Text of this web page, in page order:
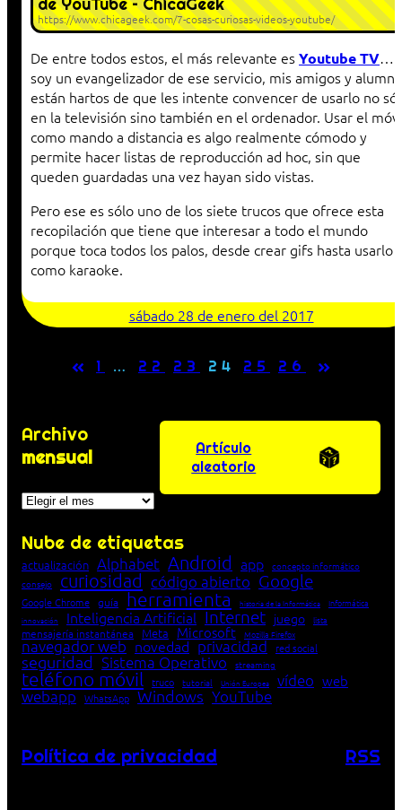
de YouTube – ChicaGeek
https://www.chicageek.com/7-cosas-curiosas-videos-youtube/
De entre todos estos, el más relevante esYoutube TV…
soy un evangelizador de ese servicio, mis amigos y
están hartos de que les intente convencer de usarlo no
en la televisión sino también en el ordenador. Usar el
como mando a distancia es algo realmente cómodo y
permite hacer listas de reproducción ad hoc, sin que
queden guardadas una vez hayan sido vistas.
Pero ese es sólo uno de los siete trucos que ofrece esta
recopilación que tiene que interesar a todo el mundo
porque toca todos los palos, desde crear gifs hasta usarlo
como karaoke.
sábado 28 de enero del 2017
« 1 … 22 23 24 25 26 »
Archivo
mensual
Archivos
Artículo
aleatorio
Nube de etiquetas
actualización Alphabet Android app concepto informático
consejo
curiosidad código abierto Google
Google Chrome guía herramienta historia de la Informática Informática
innovación Inteligencia Artificial Internet juego lista
mensajería instantánea Meta Microsoft Mozilla Firefox
navegador web novedad privacidad red social
seguridad Sistema Operativo streaming
teléfono móvil truco tutorial Unión Europea vídeo web
webapp WhatsApp Windows YouTube
Política de privacidad RSS